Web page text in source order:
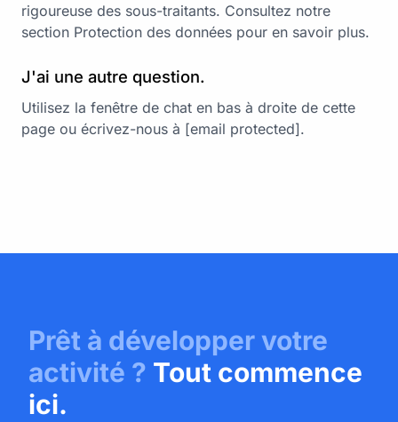
rigoureuse des sous-traitants. Consultez notre
section Protection des données pour en savoir plus.
J'ai une autre question.
Utilisez la fenêtre de chat en bas à droite de cette
page ou écrivez-nous à [email protected].
Prêt à développer votre
activité ? Tout commence
ici.